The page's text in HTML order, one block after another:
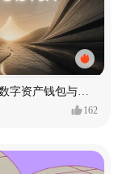
162